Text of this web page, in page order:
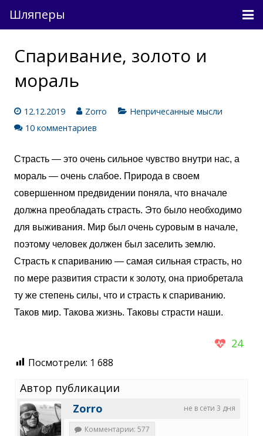
Шляперы
Спаривание, золото и
мораль
12.12.2019 Zorro
Непричесанные мысли
10 комментариев
Страсть — это очень сильное чувство внутри нас, а
мораль — очень слабое. Природа в своем
совершенном предвидении поняла, что вначале
должна преобладать страсть. Это было необходимо
для выживания. Мир был очень суровым в начале,
поэтому человек должен был заселить землю.
Страсть к спариванию — самая сильная страсть, но
по мере развития страсти к золоту, она приобретала
ту же степень силы, что и страсть к спариванию.
Таков мир. Такова жизнь. Таковы страсти наши.
24
Посмотрели: 1 688
Автор публикации
не в сети 3 дня
Zorro
Комментарии: 577